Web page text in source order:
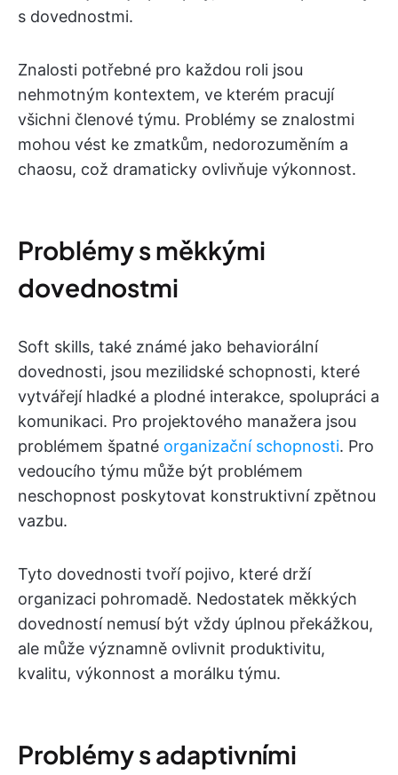
s dovednostmi.
Znalosti potřebné pro každou roli jsou
nehmotným kontextem, ve kterém pracují
všichni členové týmu. Problémy se znalostmi
mohou vést ke zmatkům, nedorozuměním a
chaosu, což dramaticky ovlivňuje výkonnost.
Problémy s měkkými
dovednostmi
Soft skills, také známé jako behaviorální
dovednosti, jsou mezilidské schopnosti, které
vytvářejí hladké a plodné interakce, spolupráci a
komunikaci. Pro projektového manažera jsou
problémem špatné organizační schopnosti. Pro
vedoucího týmu může být problémem
neschopnost poskytovat konstruktivní zpětnou
vazbu.
Tyto dovednosti tvoří pojivo, které drží
organizaci pohromadě. Nedostatek měkkých
dovedností nemusí být vždy úplnou překážkou,
ale může významně ovlivnit produktivitu,
kvalitu, výkonnost a morálku týmu.
Problémy s adaptivními